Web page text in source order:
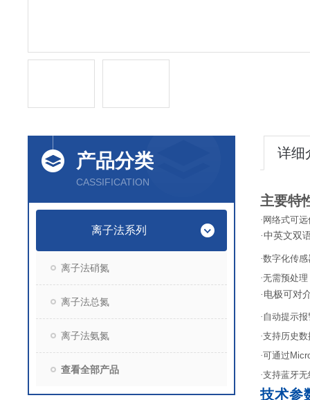
产品分类
CASSIFICATION
离子法系列
离子法硝氮
离子法总氮
离子法氨氮
查看全部产品
详细
主要特
·网络式可
·中英文双
·数字化传
·无需预处
·电极可对
·自动提示
·支持历史
·可通过
·支持蓝牙
技术参